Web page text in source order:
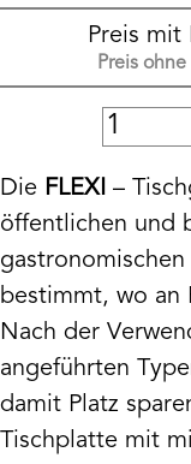
Die FLEXI –
öffentlichen und
bestimmt, wo an
Nach der
angeführten
damit Platz
Tischplatte mit
Preis mit
Preis